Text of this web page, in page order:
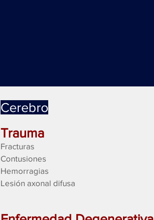
Cerebro
Trauma
Fracturas
Contusiones
Hemorragias​
Lesión axonal difusa